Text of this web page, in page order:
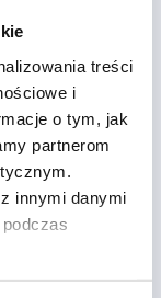
treści
i
o tym, jak
partnerom
innymi danymi
w
mobilne i
różnice w